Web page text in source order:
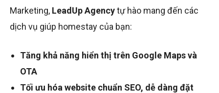
Marketing, LeadUp Agencytự hào mang đến các
dịch vụ giúp homestay của bạn:
Tăng khả năng hiển thị trên Google Maps và
OTA
Tối ưu hóa website chuẩn SEO, dễ dàng đặt